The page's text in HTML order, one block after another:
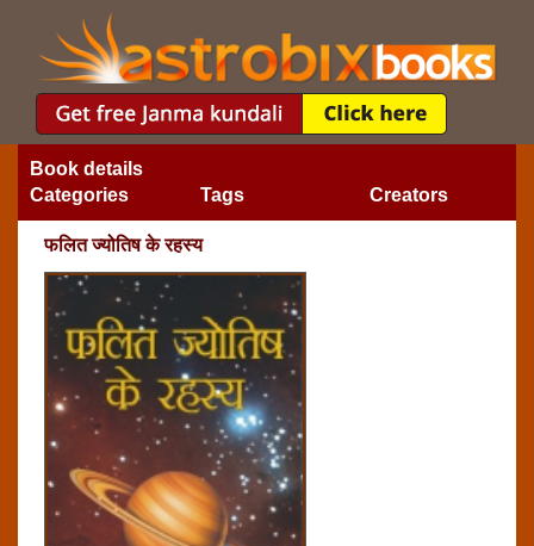
Book details
Categories
Tags Creators
फलित ज्‍योतिष के रहस्‍य